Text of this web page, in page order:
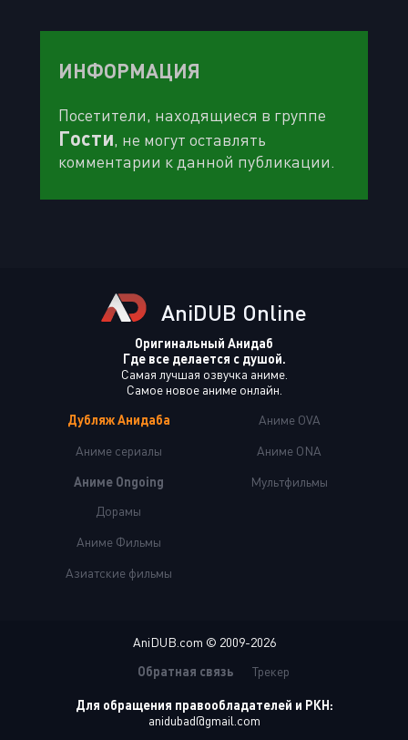
ИНФОРМАЦИЯ
Посетители, находящиеся в группе
Гости, не могут оставлять
комментарии к данной публикации.
AniDUB Online
Оригинальный Анидаб
Где все делается с душой.
Самая лучшая озвучка аниме.
Самое новое аниме онлайн.
Дубляж Анидаба
Аниме сериалы
Аниме Ongoing
Аниме OVA
Аниме ONA
Мультфильмы
Дорамы
Аниме Фильмы
Азиатские фильмы
AniDUB.com © 2009-2026
Обратная связь
Трекер
Для обращения правообладателей и РКН:
anidubad@gmail.com